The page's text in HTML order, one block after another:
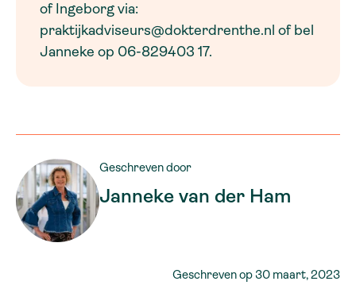
of Ingeborg via:
praktijkadviseurs@dokterdrenthe.nl of bel
Janneke op 06-829403 17.
Geschreven door
Janneke van der Ham
Geschreven op30 maart, 2023